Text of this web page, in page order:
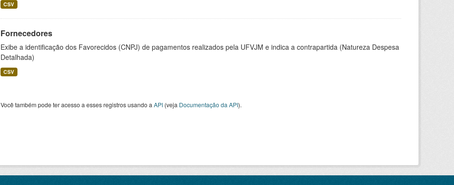
CSV
Fornecedores
Exibe a identificação dos Favorecidos (CNPJ) de pagamentos realizados pela UFVJM e indica a contrapartida (Natureza Despesa
Detalhada)
CSV
Você também pode ter acesso a esses registros usando a API(veja Documentação da API).